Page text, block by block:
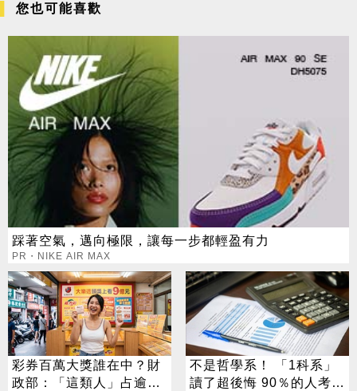
您也可能喜歡
踩著空氣，邁向極限，讓每一步都輕盈有力
PR・NIKE AIR MAX
彩券百萬大獎誰在中？財
政部：「這類人」占逾6
不是哲學系！ 「1科系」
讀了超後悔 90％的人考不